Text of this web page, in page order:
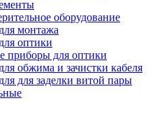
оборудование
монтажа
оптики
приборы для оптики
обжима и зачистки кабеля
для заделки витой пары